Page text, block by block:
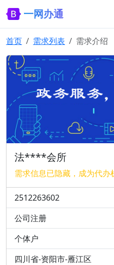
一网办通
首页 需求列表 需求介绍
法****会所
需求信息已隐藏，成为代办
2512263602
公司注册
个体户
四川省-资阳市-雁江区